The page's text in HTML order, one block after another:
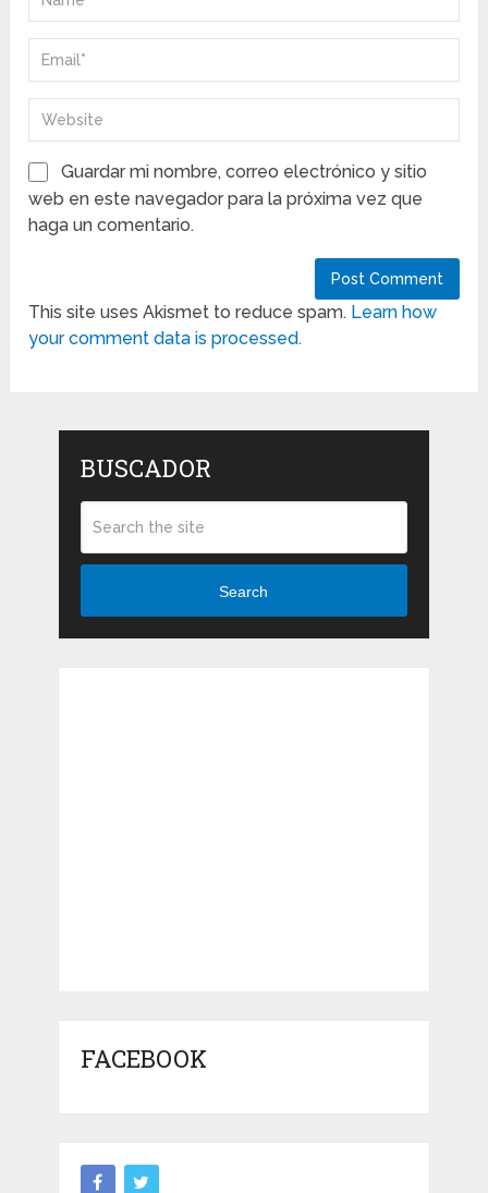
Guardar mi nombre, correo electrónico y sitio
web en este navegador para la próxima vez que
haga un comentario.
This site uses Akismet to reduce spam. Learn how
your comment data is processed.
BUSCADOR
Search
FACEBOOK